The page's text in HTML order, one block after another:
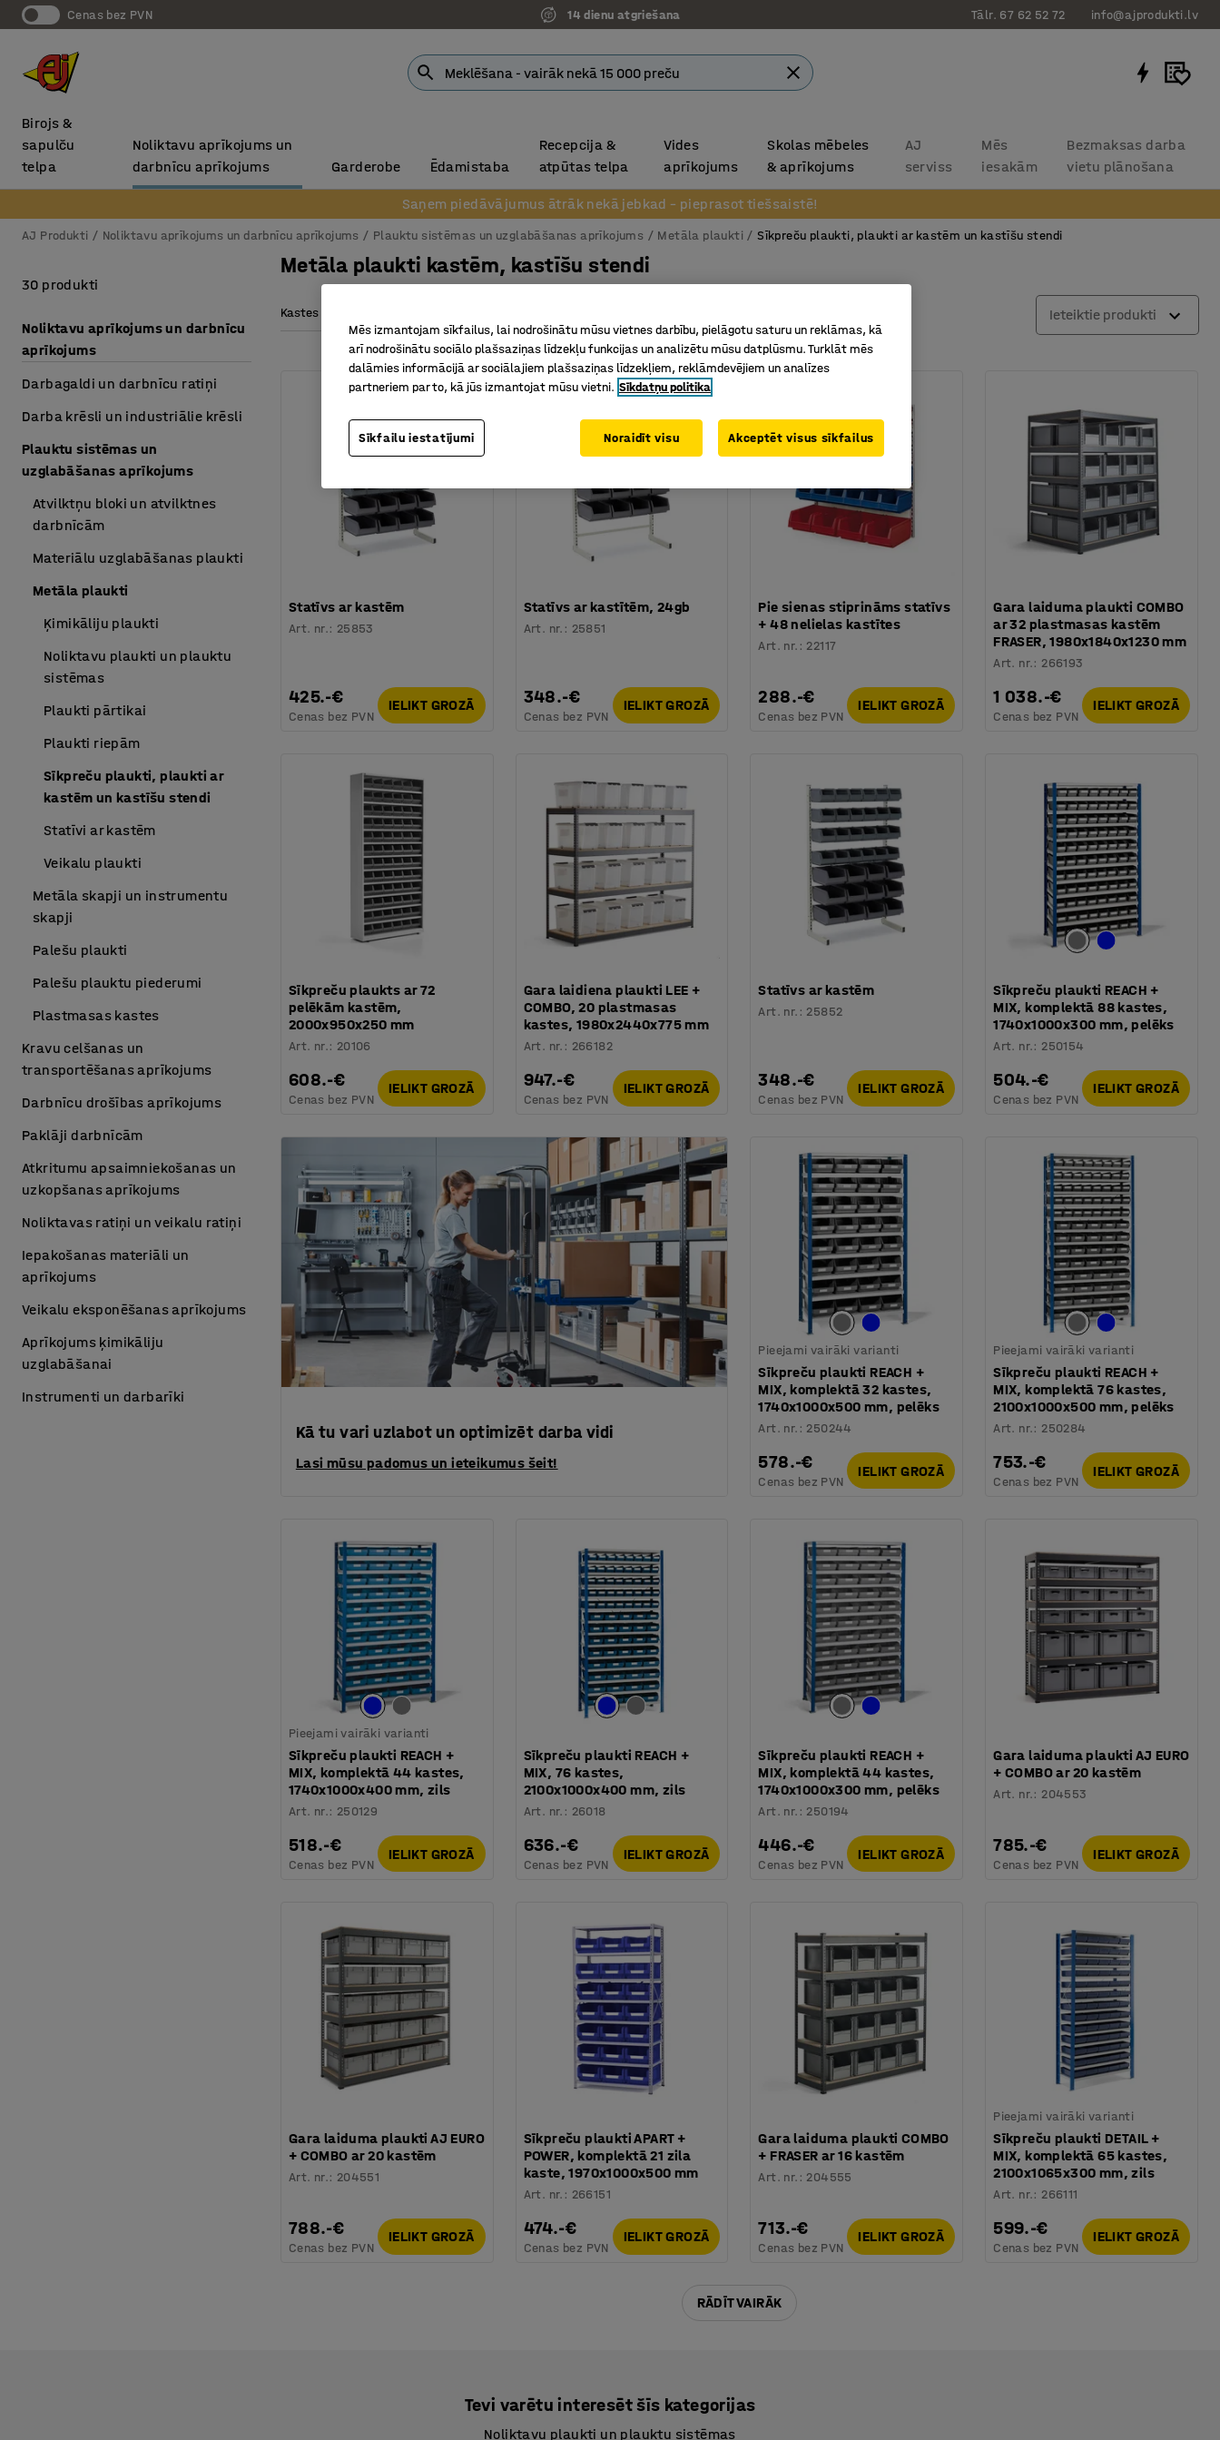
Cenas bez PVN 14 dienu atgriešana Tālr. 67 62 52 72 info@ajprodukti.lv
Birojs &
sapulču
telpa
Noliktavu aprīkojums un
darbnīcu aprīkojums
Garderobe Ēdamistaba
Recepcija &
atpūtas telpa
Vides
aprīkojums
Skolas mēbeles
& aprīkojums
AJ
serviss
Mēs
iesakām
Bezmaksas darba
vietu plānošana
Saņem piedāvājumus ātrāk nekā jebkad – pieprasot tiešsaistē!
AJ Produkti Noliktavu aprīkojums un darbnīcu aprīkojums Plauktu sistēmas un uzglabāšanas aprīkojums Metāla plaukti Sīkpreču plaukti, plaukti ar kastēm un kastīšu stendi
Metāla plaukti kastēm, kastīšu stendi
Kastes krāsa Ieteiktie produkti
Statīvs ar kastēm
Art. nr.: 25853
425.-€
Cenas bez PVN
IELIKT GROZĀ
Statīvs ar kastītēm, 24gb
Art. nr. : 25851
348.-€
Cenas bez PVN
IELIKT GROZĀ
Pie sienas stiprināms statīvs
+ 48 nelielas kastītes
Art. nr. : 22117
288.-€
Cenas bez PVN
IELIKT GROZĀ
Gara laiduma plaukti COMBO
ar 32 plastmasas kastēm
FRASER, 1980x1840x1230 mm
Art. nr.: 266193
1 038.-€
Cenas bez PVN
IELIKT GROZĀ
Sīkpreču plaukts ar 72
pelēkām kastēm,
2000x950x250 mm
Art. nr.: 20106
608.-€
Cenas bez PVN
IELIKT GROZĀ
Gara laidiena plaukti LEE +
COMBO, 20 plastmasas
kastes, 1980x2440x775 mm
Art. nr. : 266182
947.-€
Cenas bez PVN
IELIKT GROZĀ
Statīvs ar kastēm
Art. nr. : 25852
348.-€
Cenas bez PVN
IELIKT GROZĀ
Sīkpreču plaukti REACH +
MIX, komplektā 88 kastes,
1740x1000x300 mm, pelēks
Art. nr.: 250154
504.-€
Cenas bez PVN
IELIKT GROZĀ
Kā tu vari uzlabot un optimizēt darba vidi
Lasi mūsu padomus un ieteikumus šeit!
Pieejami vairāki varianti
Sīkpreču plaukti REACH +
MIX, komplektā 32 kastes,
1740x1000x500 mm, pelēks
Art. nr. : 250244
578.-€
Cenas bez PVN
IELIKT GROZĀ
Pieejami vairāki varianti
Sīkpreču plaukti REACH +
MIX, komplektā 76 kastes,
2100x1000x500 mm, pelēks
Art. nr.: 250284
753.-€
Cenas bez PVN
IELIKT GROZĀ
Pieejami vairāki varianti
Sīkpreču plaukti REACH +
MIX, komplektā 44 kastes,
1740x1000x400 mm, zils
Art. nr.: 250129
518.-€
Cenas bez PVN
IELIKT GROZĀ
Sīkpreču plaukti REACH +
MIX, 76 kastes,
2100x1000x400 mm, zils
Art. nr. : 26018
636.-€
Cenas bez PVN
IELIKT GROZĀ
Sīkpreču plaukti REACH +
MIX, komplektā 44 kastes,
1740x1000x300 mm, pelēks
Art. nr. : 250194
446.-€
Cenas bez PVN
IELIKT GROZĀ
Gara laiduma plaukti AJ EURO
+ COMBO ar 20 kastēm
Art. nr.: 204553
785.-€
Cenas bez PVN
IELIKT GROZĀ
Gara laiduma plaukti AJ EURO
+ COMBO ar 20 kastēm
Art. nr.: 204551
788.-€
Cenas bez PVN
IELIKT GROZĀ
Sīkpreču plaukti APART +
POWER, komplektā 21 zila
kaste, 1970x1000x500 mm
Art. nr. : 266151
474.-€
Cenas bez PVN
IELIKT GROZĀ
Gara laiduma plaukti COMBO
+ FRASER ar 16 kastēm
Art. nr. : 204555
713.-€
Cenas bez PVN
IELIKT GROZĀ
Pieejami vairāki varianti
Sīkpreču plaukti DETAIL +
MIX, komplektā 65 kastes,
2100x1065x300 mm, zils
Art. nr.: 266111
599.-€
Cenas bez PVN
IELIKT GROZĀ
RĀDĪT VAIRĀK
30 produkti
Noliktavu aprīkojums un darbnīcu
aprīkojums
Darbagaldi un darbnīcu ratiņi
Darba krēsli un industriālie krēsli
Plauktu sistēmas un
uzglabāšanas aprīkojums
Atvilktņu bloki un atvilktnes
darbnīcām
Materiālu uzglabāšanas plaukti
Metāla plaukti
Ķimikāliju plaukti
Noliktavu plaukti un plauktu
sistēmas
Plaukti pārtikai
Plaukti riepām
Sīkpreču plaukti, plaukti ar
kastēm un kastīšu stendi
Statīvi ar kastēm
Veikalu plaukti
Metāla skapji un instrumentu
skapji
Palešu plaukti
Palešu plauktu piederumi
Plastmasas kastes
Kravu celšanas un
transportēšanas aprīkojums
Darbnīcu drošības aprīkojums
Paklāji darbnīcām
Atkritumu apsaimniekošanas un
uzkopšanas aprīkojums
Noliktavas ratiņi un veikalu ratiņi
Iepakošanas materiāli un
aprīkojums
Veikalu eksponēšanas aprīkojums
Aprīkojums ķimikāliju
uzglabāšanai
Instrumenti un darbarīki
Tevi varētu interesēt šīs kategorijas
Noliktavu plaukti un plauktu sistēmas
Mēs izmantojam sīkfailus, lai nodrošinātu mūsu vietnes darbību, pielāgotu saturu un reklāmas, kā
arī nodrošinātu sociālo plašsaziņas līdzekļu funkcijas un analizētu mūsu datplūsmu. Turklāt mēs
dalāmies informācijā ar sociālajiem plašsaziņas līdzekļiem, reklāmdevējiem un analīzes
partneriem par to, kā jūs izmantojat mūsu vietni. Sīkdatņu politika
Sīkfailu iestatījumi Noraidīt visu Akceptēt visus sīkfailus